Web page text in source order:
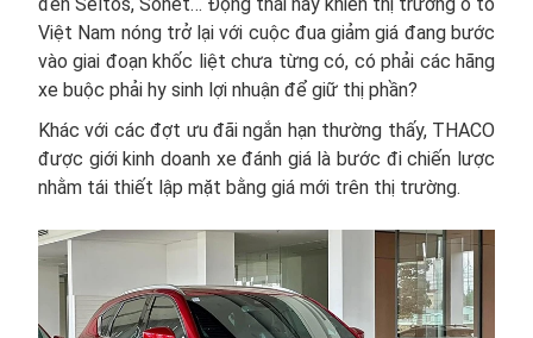
Việt Nam nóng trở lại với cuộc đua giảm giá đang bước
vào giai đoạn khốc liệt chưa từng có, có phải các hãng
xe buộc phải hy sinh lợi nhuận để giữ thị phần?
Khác với các đợt ưu đãi ngắn hạn thường thấy, THACO
được giới kinh doanh xe đánh giá là bước đi chiến lược
nhằm tái thiết lập mặt bằng giá mới trên thị trường.